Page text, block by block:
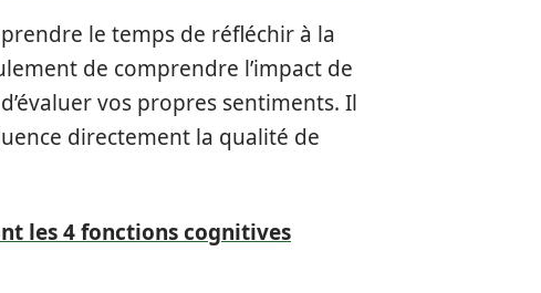
le temps de réfléchir à la
de comprendre l’impact de
vos propres sentiments. Il
directement la qualité de
les 4 fonctions cognitives